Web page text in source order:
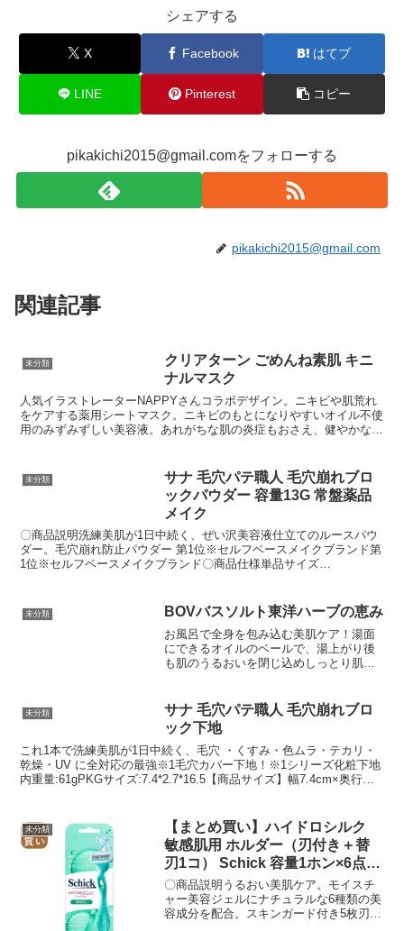
シェアする
X Facebook はてブ
LINE Pinterest コピー
pikakichi2015@gmail.comをフォローする
pikakichi2015@gmail.com
関連記事
未分類
クリアターン ごめんね素肌 キニ
ナルマスク
人気イラストレーターNAPPYさんコラボデザイン。ニキビや肌荒れ
をケアする薬用シートマスク。ニキビのもとになりやすいオイル不使
用のみずみずしい美容液。あれがちな肌の炎症もおさえ、健やかなす
ておりません。事前に十分にご検討いただいた上でご注文ください。
未分類
サナ 毛穴パテ職人 毛穴崩れブロ
ックパウダー 容量13G 常盤薬品
メイク
〇商品説明洗練美肌が1日中続く、ぜい沢美容液仕立てのルースパウ
ダー。毛穴崩れ防止パウダー 第1位※セルフベースメイクブランド第
1位※セルフベースメイクブランド〇商品仕様単品サイズ
未分類 BOVバスソルト東洋ハーブの恵み
お風呂で全身を包み込む美肌ケア！湯面
にできるオイルのベールで、湯上がり後
も肌のうるおいを閉じ込めしっとり肌に
合。肌荒れ防止、肌のキメを整えます。
肌のうるおいを閉じ込めるサトウキビ由
来のスクワラン配合。使いきりやすい5回
分♪クリアガーデンの湯色と爽やかなクリ
アガーデンの香りで、気分もうるおうバ
スタイム！重量:210ご注文後のキャンセ
い。
未分類
サナ 毛穴パテ職人 毛穴崩れブロ
ック下地
これ1本で洗練美肌が1日中続く、毛穴 ・くすみ・色ムラ・テカリ・
乾燥・UV に全対応の最強※1毛穴カバー下地！※1シリーズ化粧下地
内重量:61gPKGサイズ:7.4*2.7*16.5【商品サイズ】幅7.4cm×奥行
未分類
【まとめ買い】ハイドロシルク
敏感肌用 ホルダー（刃付き＋替
刃1コ） Schick 容量1ホン×6点セ
ット女性用カミソリ
〇商品説明うるおい美肌ケア。モイスチ
ャー美容ジェルにナチュラルな6種類の美
容成分を配合。スキンガード付き5枚刃。